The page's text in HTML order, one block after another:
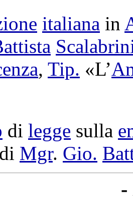
italiana in
, Tip. «L’
di legge sulla
di Mgr. Gio.
-